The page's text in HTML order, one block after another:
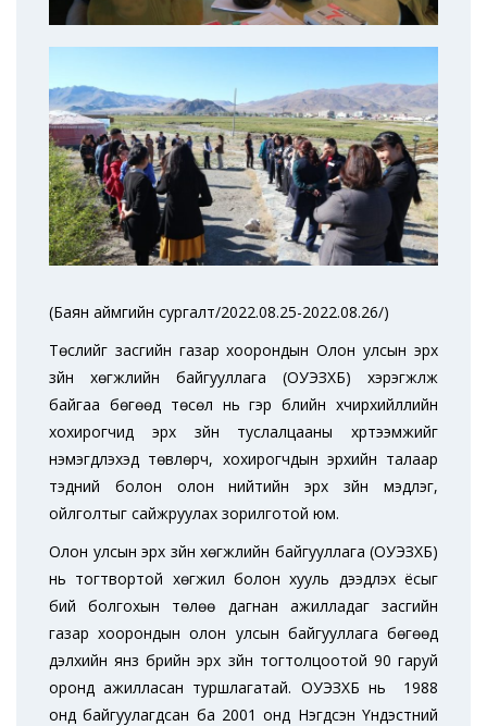
(Баян аймгийн сургалт/2022.08.25-2022.08.26/)
Төслийг засгийн газар хоорондын Олон улсын эрх
зүйн хөгжлийн байгууллага (ОУЭЗХБ) хэрэгжүүлж
байгаа бөгөөд төсөл нь гэр бүлийн хүчирхийллийн
хохирогчид эрх зүйн туслалцааны хүртээмжийг
нэмэгдүүлэхэд төвлөрч, хохирогчдын эрхийн талаар
тэдний болон олон нийтийн эрх зүйн мэдлэг,
ойлголтыг сайжруулах зорилготой юм.
Олон улсын эрх зүйн хөгжлийн байгууллага (ОУЭЗХБ)
нь тогтвортой хөгжил болон хууль дээдлэх ёсыг
бий болгохын төлөө дагнан ажилладаг засгийн
газар хоорондын олон улсын байгууллага бөгөөд
дэлхийн янз бүрийн эрх зүйн тогтолцоотой 90 гаруй
оронд ажилласан туршлагатай. ОУЭЗХБ нь 1988
онд байгуулагдсан ба 2001 онд Нэгдсэн Үндэстний